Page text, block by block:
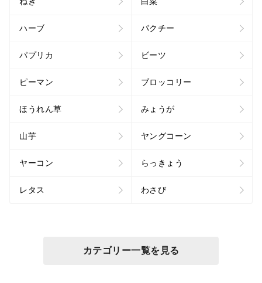
ハーブ パクチー
パプリカ ビーツ
ピーマン ブロッコリー
ほうれん草 みょうが
山芋 ヤングコーン
ヤーコン らっきょう
レタス わさび
カテゴリー一覧を見る